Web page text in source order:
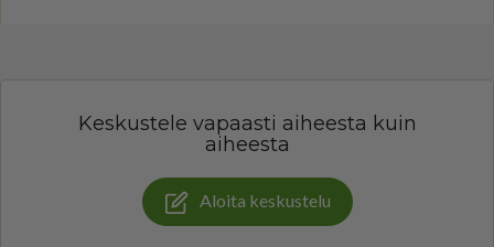
Keskustele vapaasti aiheesta kuin
aiheesta
Aloita keskustelu